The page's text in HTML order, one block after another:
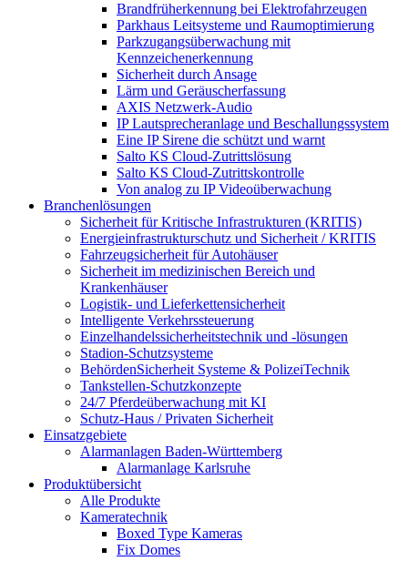
Brandfrüherkennung bei Elektrofahrzeugen
Parkhaus Leitsysteme und Raumoptimierung
Parkzugangsüberwachung mit
Kennzeichenerkennung
Sicherheit durch Ansage
Lärm und Geräuscherfassung
AXIS Netzwerk-Audio
IP Lautsprecheranlage und Beschallungssystem
Eine IP Sirene die schützt und warnt
Salto KS Cloud-Zutrittslösung
Salto KS Cloud-Zutrittskontrolle
Von analog zu IP Videoüberwachung
Branchenlösungen
Sicherheit für Kritische Infrastrukturen (KRITIS)
Energieinfrastrukturschutz und Sicherheit / KRITIS
Fahrzeugsicherheit für Autohäuser
Sicherheit im medizinischen Bereich und
Krankenhäuser
Logistik- und Lieferkettensicherheit
Intelligente Verkehrssteuerung
Einzelhandelssicherheitstechnik und -lösungen
Stadion-Schutzsysteme
BehördenSicherheit Systeme & PolizeiTechnik
Tankstellen-Schutzkonzepte​
24/7 Pferdeüberwachung mit KI
Schutz-Haus / Privaten Sicherheit
Einsatzgebiete
Alarmanlagen Baden-Württemberg
Alarmanlage Karlsruhe
Produktübersicht
Alle Produkte
Kameratechnik
Boxed Type Kameras
Fix Domes